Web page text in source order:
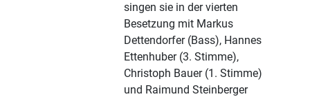
singen sie in der vierten
Besetzung mit Markus
Dettendorfer (Bass), Hannes
Ettenhuber (3. Stimme),
Christoph Bauer (1. Stimme)
und Raimund Steinberger